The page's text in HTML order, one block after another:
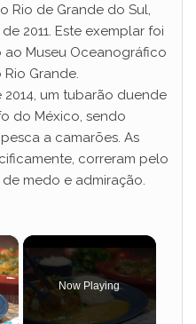
Rio de Grande do Sul,
2011. Este exemplar foi
Museu Oceanográfico
Grande.
2014, um tubarão duende
do México, sendo
a camarões. As
correram pelo
medo e admiração.
×
Now Playing